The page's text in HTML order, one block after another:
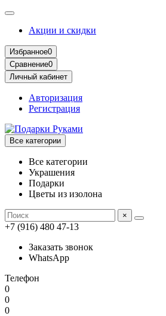
Акции и скидки
Избранное0
Сравнение0
Личный кабинет
Авторизация
Регистрация
Все категории
Все категории
Украшения
Подарки
Цветы из изолона
×
+7 (916) 480 47-13
Заказать звонок
WhatsApp
Телефон
0
0
0